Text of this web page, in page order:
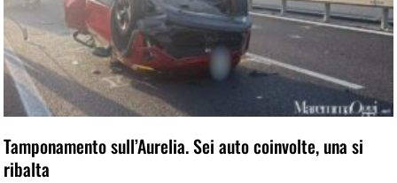
Tamponamento sull’Aurelia. Sei auto coinvolte, una si
ribalta